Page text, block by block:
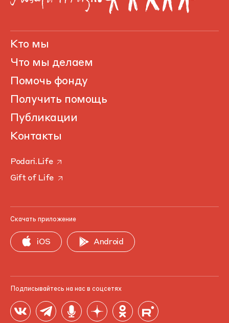
Кто мы
Что мы делаем
Помочь фонду
Получить помощь
Публикации
Контакты
Podari.Life
Gift of Life
Скачать приложение
iOS Android
Подписывайтесь на нас в соцсетях